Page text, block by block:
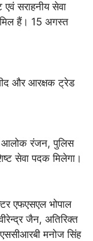
एवं सराहनीय सेवा
हैं। 15 अगस्‍त
और आरक्षक ट्रेड
आलोक रंजन, पुलिस
सेवा पदक मिलेगा।
एफएसएल भोपाल
जैन, अतिरिक्‍त
एससीआरबी मनोज सिंह